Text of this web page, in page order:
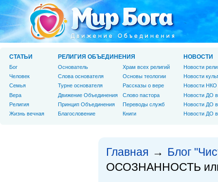
Главная → Блог
ОСОЗНАННОСТЬ
СТАТЬИ
Бог
Человек
Cемья
Вера
Религия
Жизнь вечная
РЕЛИГИЯ ОБЪЕДИНЕНИЯ
Основатель
Слова основателя
Турне основателя
Движение Объединения
Принцип Объединения
Благословение
Храм всех религий
Основы теологии
Рассказы о вере
Слово пастора
Переводы служб
Книги
НОВОСТИ
Новости
Новости
Новости НКО
Новости ДО
Новости ДО
Новости ДО